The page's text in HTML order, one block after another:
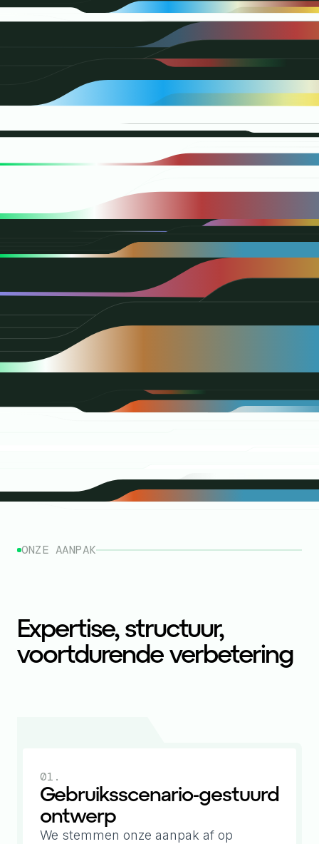
ONZE AANPAK
Expertise, structuur,
voortdurende verbetering
01.
Gebruiksscenario-gestuurd
ontwerp
We stemmen onze aanpak af op